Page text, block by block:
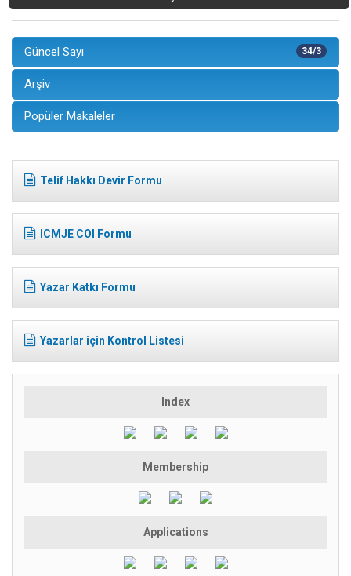
34/3
Güncel Sayı
Arşiv
Popüler Makaleler
Telif Hakkı Devir Formu
ICMJE COI Formu
Yazar Katkı Formu
Yazarlar için Kontrol Listesi
Index
Membership
Applications